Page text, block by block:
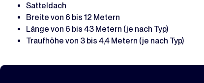
Satteldach
Breite von 6 bis 12 Metern
Länge von 6 bis 43 Metern (je nach Typ)
Traufhöhe von 3 bis 4,4 Metern (je nach Typ)